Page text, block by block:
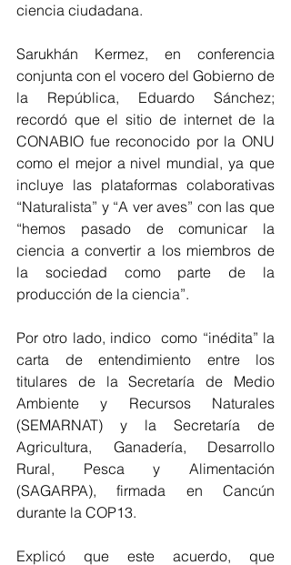
ciencia ciudadana.
Sarukhán Kermez, en conferencia
conjunta con el vocero del Gobierno de
la República, Eduardo Sánchez;
recordó que el sitio de internet de la
CONABIO fue reconocido por la ONU
como el mejor a nivel mundial, ya que
incluye las plataformas colaborativas
“Naturalista” y “A ver aves” con las que
“hemos pasado de comunicar la
ciencia a convertir a los miembros de
la sociedad como parte de la
producción de la ciencia”.
Por otro lado, indico  como “inédita” la
carta de entendimiento entre los
titulares de la Secretaría de Medio
Ambiente y Recursos Naturales
(SEMARNAT) y la Secretaría de
Agricultura, Ganadería, Desarrollo
Rural, Pesca y Alimentación
(SAGARPA), firmada en Cancún
durante la COP13.
Explicó que este acuerdo, que